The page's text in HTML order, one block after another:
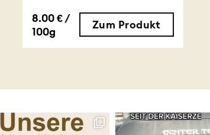
8.00 € /
100g
Zum Produkt